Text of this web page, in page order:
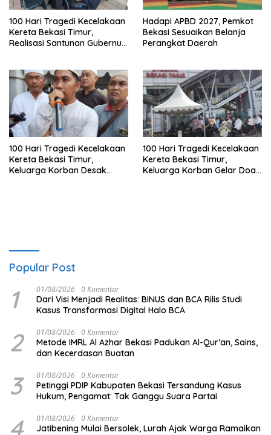
100 Hari Tragedi Kecelakaan
Kereta Bekasi Timur,
Realisasi Santunan Gubernur
Hadapi APBD 2027, Pemkot
Bekasi Sesuaikan Belanja
Perangkat Daerah
100 Hari Tragedi Kecelakaan
Kereta Bekasi Timur,
Keluarga Korban Desak
100 Hari Tragedi Kecelakaan
Kereta Bekasi Timur,
Keluarga Korban Gelar Doa
Popular Post
1 01/08/2026 0 Komentar
Dari Visi Menjadi Realitas: BINUS dan BCA Rilis Studi
Kasus Transformasi Digital Halo BCA
2 01/08/2026 0 Komentar
Metode IMRL Al Azhar Bekasi Padukan Al-Qur’an, Sains,
dan Kecerdasan Buatan
3 01/08/2026 0 Komentar
Petinggi PDIP Kabupaten Bekasi Tersandung Kasus
Hukum, Pengamat: Tak Ganggu Suara Partai
4 01/08/2026 0 Komentar
Jatibening Mulai Bersolek, Lurah Ajak Warga Ramaikan